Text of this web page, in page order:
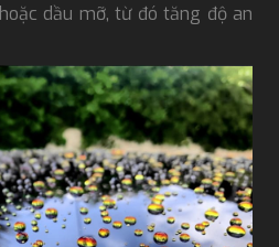
dầu mỡ, từ đó tăng độ an